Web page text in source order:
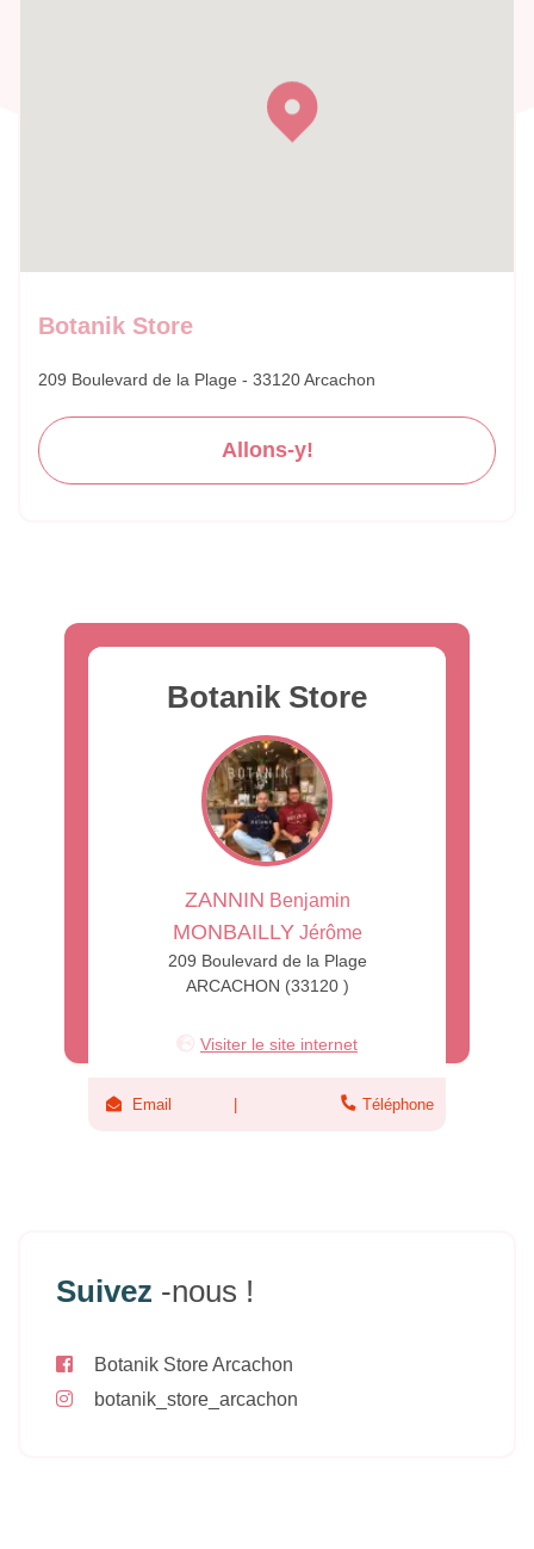
Botanik Store
209 Boulevard de la Plage - 33120 Arcachon
Allons-y!
Botanik Store
ZANNIN Benjamin
MONBAILLYJérôme
209 Boulevard de la Plage
ARCACHON (33120 )
Visiter le site internet
Email Téléphone
Suivez -nous !
Botanik Store Arcachon
botanik_store_arcachon